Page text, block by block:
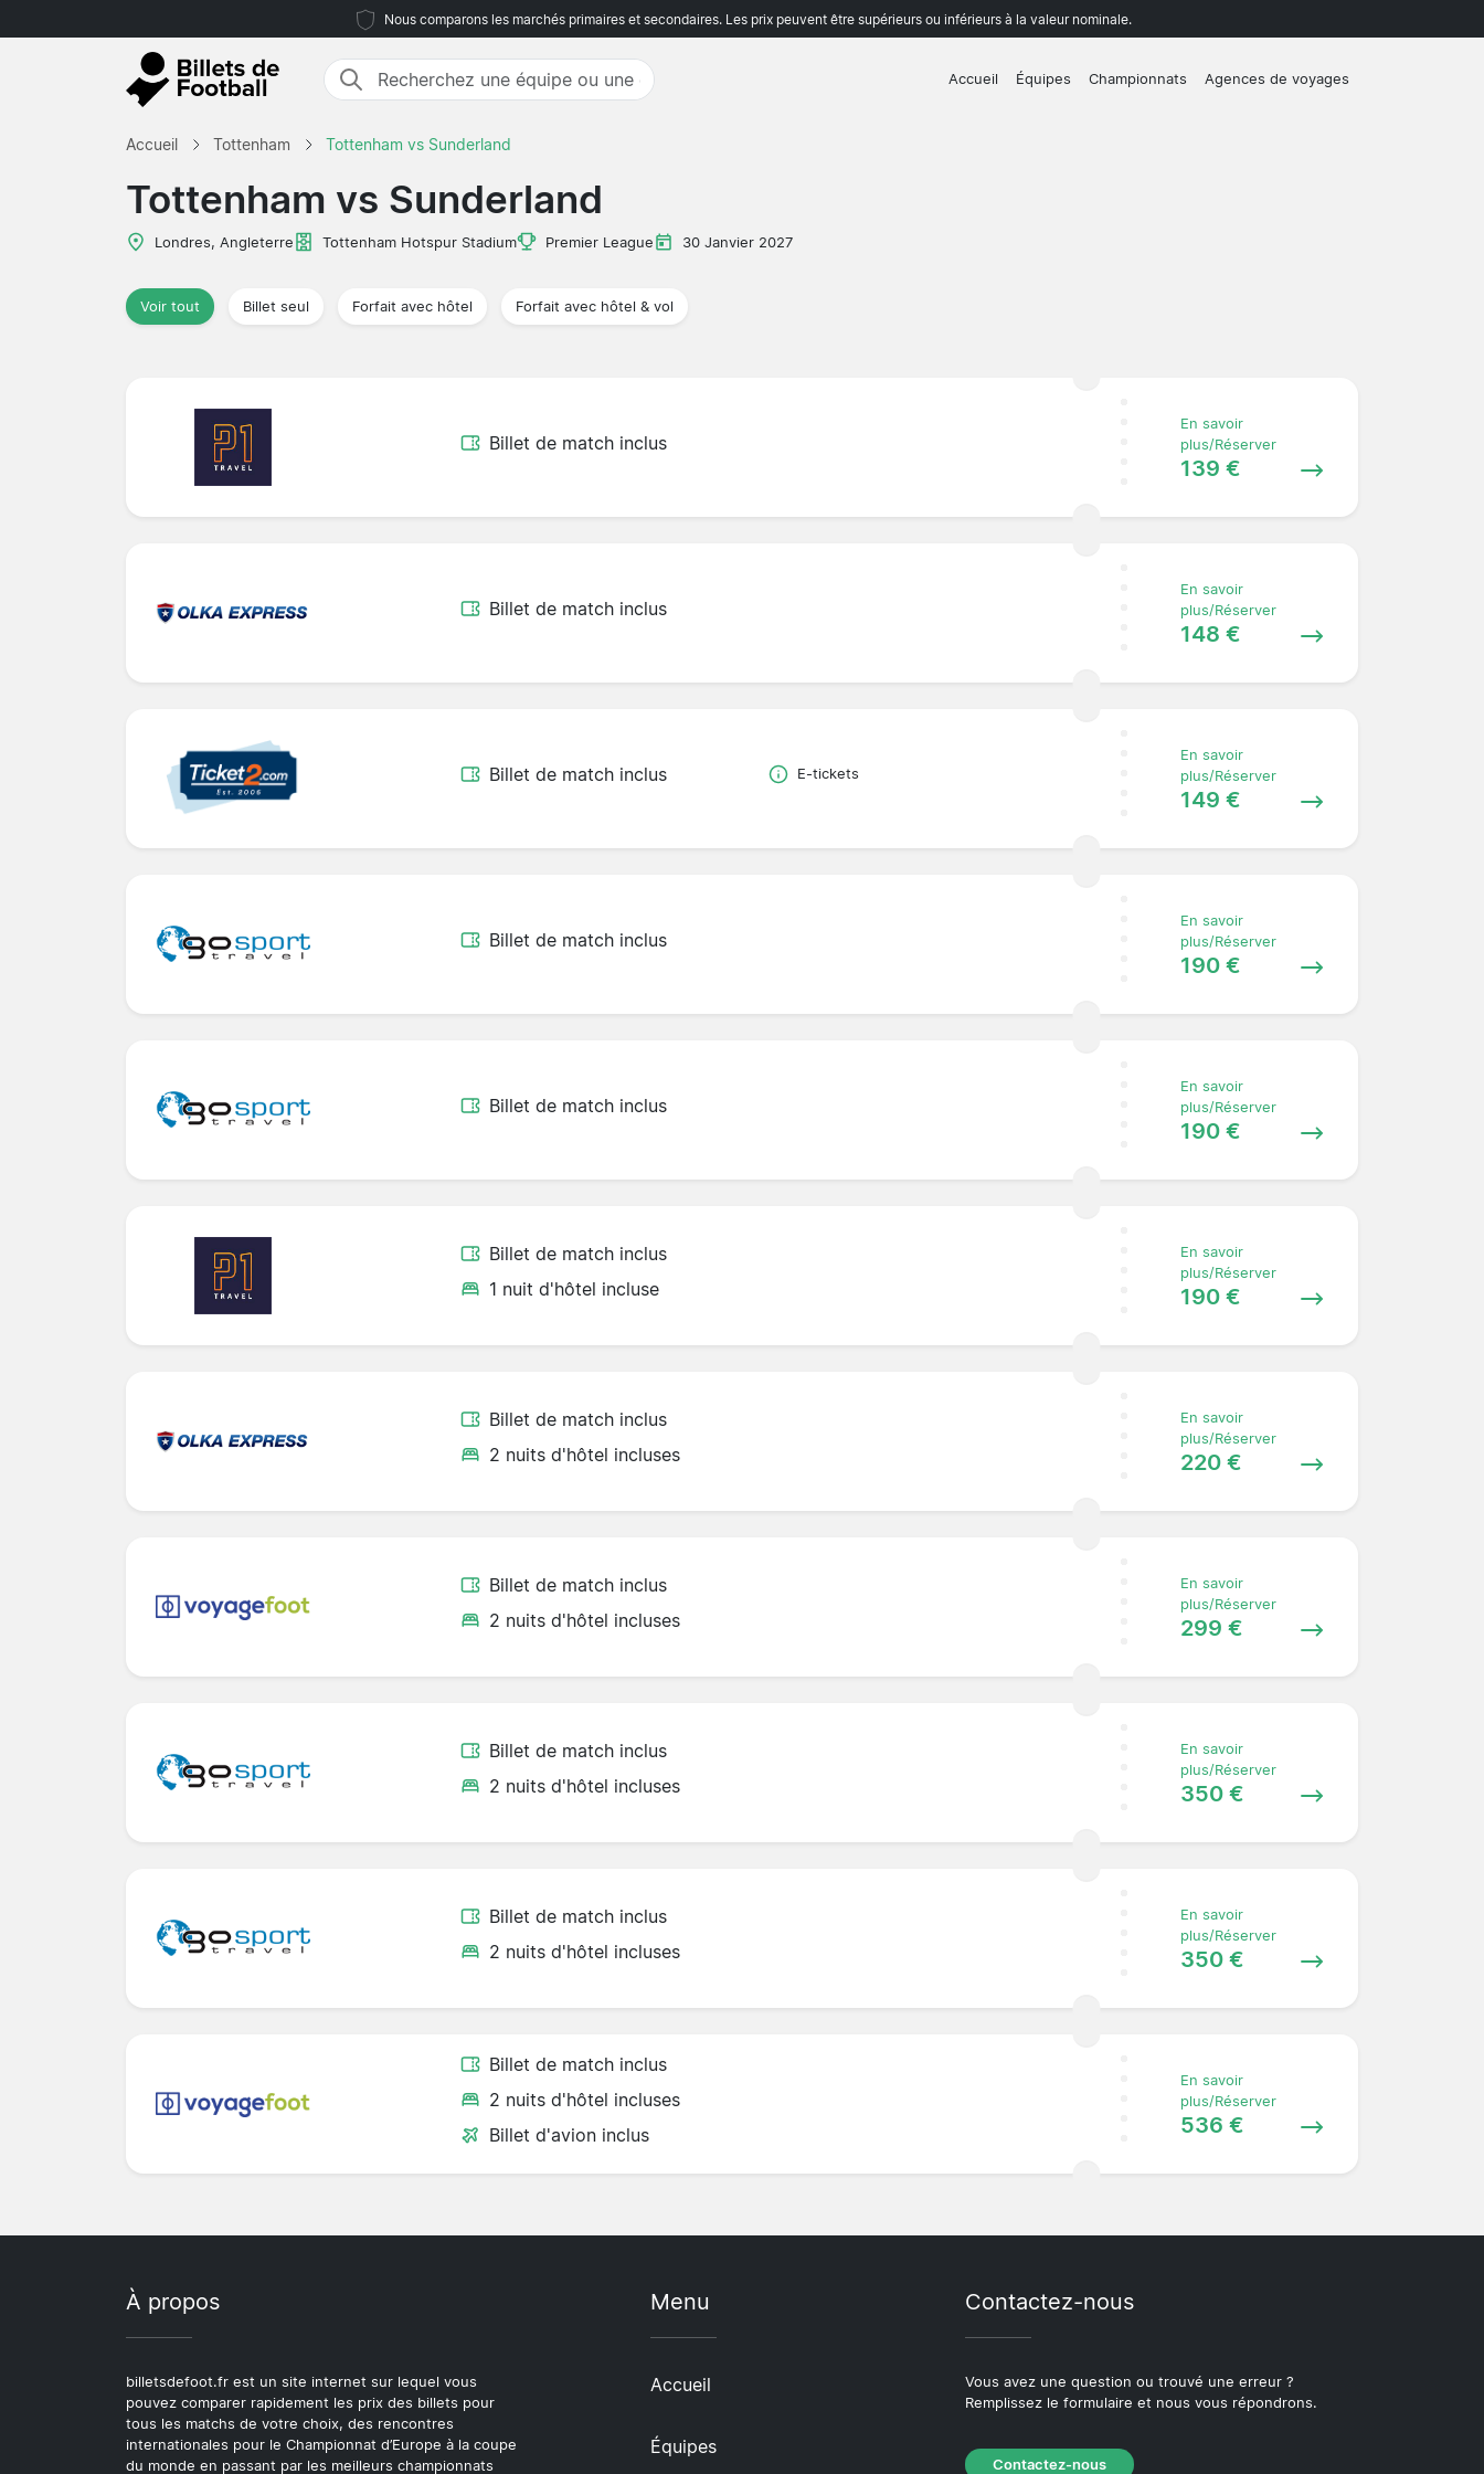
Nous comparons les marchés primaires et secondaires. Les prix peuvent être supérieurs ou inférieurs à la valeur nominale.
Accueil Équipes Championnats Agences de voyages
Accueil Tottenham Tottenham vs Sunderland
Tottenham vs Sunderland
Londres, Angleterre Tottenham Hotspur Stadium Premier League 30 Janvier 2027
Voir tout Billet seul Forfait avec hôtel Forfait avec hôtel & vol
Billet de match inclus
En savoir
plus/Réserver
139 €
Billet de match inclus
En savoir
plus/Réserver
148 €
Billet de match inclus E-tickets
En savoir
plus/Réserver
149 €
Billet de match inclus
En savoir
plus/Réserver
190 €
Billet de match inclus
En savoir
plus/Réserver
190 €
Billet de match inclus
1 nuit d'hôtel incluse
En savoir
plus/Réserver
190 €
Billet de match inclus
2 nuits d'hôtel incluses
En savoir
plus/Réserver
220 €
Billet de match inclus
2 nuits d'hôtel incluses
En savoir
plus/Réserver
299 €
Billet de match inclus
2 nuits d'hôtel incluses
En savoir
plus/Réserver
350 €
Billet de match inclus
2 nuits d'hôtel incluses
En savoir
plus/Réserver
350 €
Billet de match inclus
2 nuits d'hôtel incluses
Billet d'avion inclus
En savoir
plus/Réserver
536 €
À propos
billetsdefoot.fr est un site internet sur lequel vous
pouvez comparer rapidement les prix des billets pour
tous les matchs de votre choix, des rencontres
internationales pour le Championnat d’Europe à la coupe
du monde en passant par les meilleurs championnats
Menu
Accueil
Équipes
Contactez-nous
Vous avez une question ou trouvé une erreur ?
Remplissez le formulaire et nous vous répondrons.
Contactez-nous